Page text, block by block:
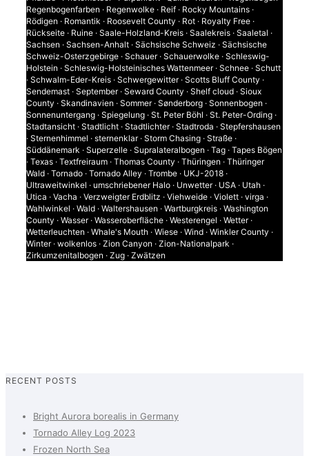
Regenbogenfarben · Regenwolke · Reif · Rocky Mountains ·
Rödigen · Romantik · Roosevelt County · Rot · Royalty Free ·
Rückseite · Ruine · Saale-Holzland-Kreis · Saalekreis · Saaletal ·
Sachsen · Sachsen-Anhalt · Sächsische Schweiz · Sächsische
Schweiz-Osterzgebirge · Schauer· Schauerwolke · Schleswig-
Holstein · Schleswig-Holsteinisches Wattenmeer· Schnee · Schutt
· Schwalm-Eder-Kreis · Schwergewitter· Scotts Bluff County ·
Sendemast · September· Seward County · Shelf cloud · Sioux
County · Skandinavien · Sommer· Sønderborg · Sonnenbogen ·
Sonnenuntergang · Spiegelung · St. Peter Böhl · St. Peter-Ording ·
Stadtansicht · Stadtlicht · Stadtlichter· Stadtroda · Stepfershausen
· Sternenhimmel · sternenklar· Storm Chasing · Straße ·
Süddänemark · Superzelle · Supralateralbogen · Tag · Tapes Bögen
· Texas · Textfreiraum · Thomas County · Thüringen · Thüringer
Wald · Tornado · Tornado Alley · Trombe · UKJ-2018 ·
Ultraweitwinkel · umschriebener Halo · Unwetter· USA · Utah ·
Utica · Vacha · Verzweigter Erdblitz · Viehweide · Violett · virga ·
Wahlwinkel · Wald · Waltershausen · Wartburgkreis · Washington
County · Wasser· Wasseroberfläche · Westerengel · Wetter·
Wetterleuchten · Whale's Mouth · Wiese · Wind · Winkler County ·
Winter· wolkenlos · Zion Canyon · Zion-Nationalpark ·
Zirkumzenitalbogen · Zug · Zwätzen
RECENT POSTS
Bright Aurora borealis in Germany
Tornado Alley Log 2023
Frozen North Sea